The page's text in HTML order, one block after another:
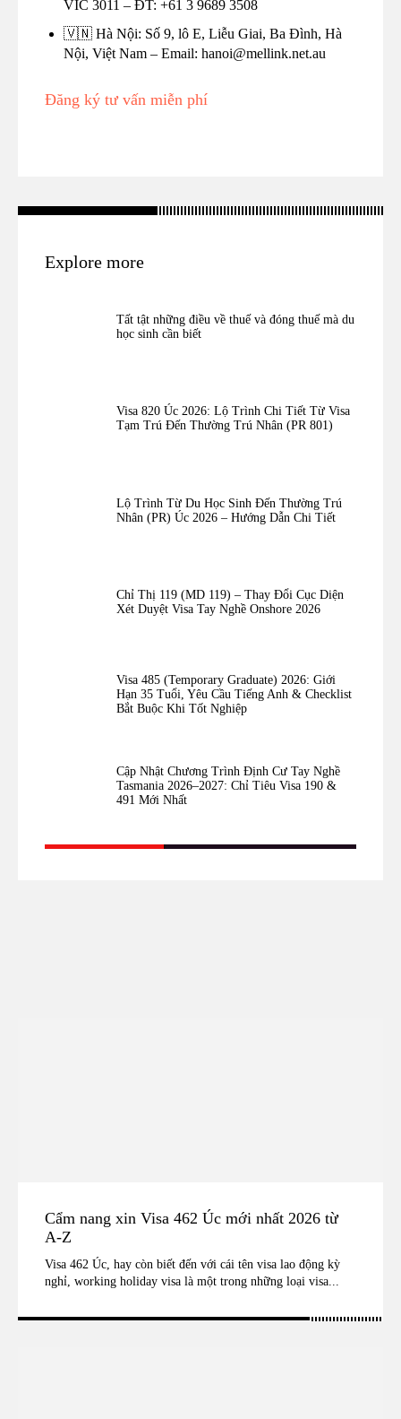
VIC 3011 – ĐT: +61 3 9689 3508
🇻🇳 Hà Nội: Số 9, lô E, Liễu Giai, Ba Đình, Hà
Nội, Việt Nam – Email: hanoi@mellink.net.au
Đăng ký tư vấn miễn phí
Explore more
Tất tật những điều về thuế và đóng thuế mà du
học sinh cần biết
Visa 820 Úc 2026: Lộ Trình Chi Tiết Từ Visa
Tạm Trú Đến Thường Trú Nhân (PR 801)
Lộ Trình Từ Du Học Sinh Đến Thường Trú
Nhân (PR) Úc 2026 – Hướng Dẫn Chi Tiết
Chỉ Thị 119 (MD 119) – Thay Đổi Cục Diện
Xét Duyệt Visa Tay Nghề Onshore 2026
Visa 485 (Temporary Graduate) 2026: Giới
Hạn 35 Tuổi, Yêu Cầu Tiếng Anh & Checklist
Bắt Buộc Khi Tốt Nghiệp
Cập Nhật Chương Trình Định Cư Tay Nghề
Tasmania 2026–2027: Chỉ Tiêu Visa 190 &
491 Mới Nhất
Cẩm nang xin Visa 462 Úc mới nhất 2026 từ
A-Z
Visa 462 Úc, hay còn biết đến với cái tên visa lao động kỳ
nghỉ, working holiday visa là một trong những loại visa...